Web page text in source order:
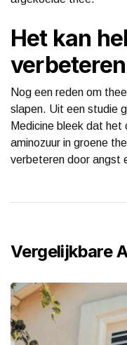
Het kan
Nog een reden om
slapen. Uit een studie
Medicine bleek dat het
aminozuur in groene
verbeteren door angst
Vergelijkbare